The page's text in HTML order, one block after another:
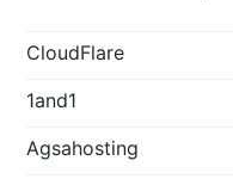
CloudFlare
1and1
Agsahosting